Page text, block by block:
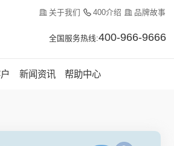
关于我们 400介绍 品牌故事
全国服务热线:400-966-9666
新闻资讯 帮助中心